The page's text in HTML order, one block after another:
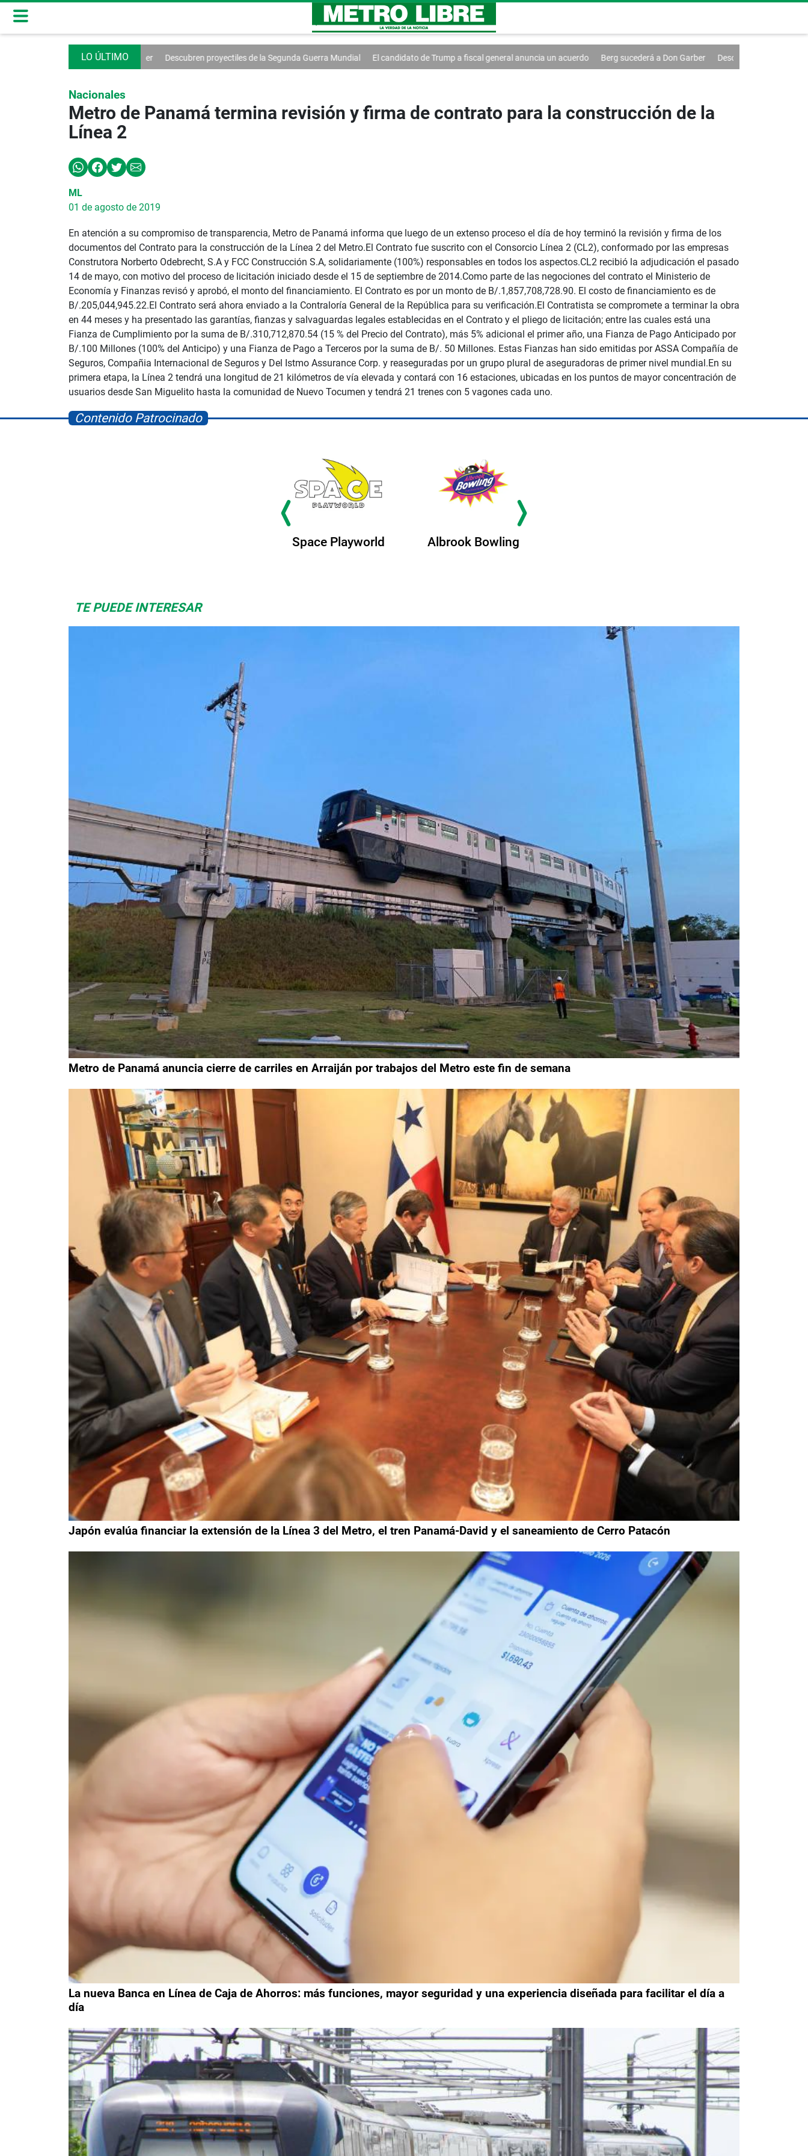
Descubren proyectiles de la Segunda Guerra Mundial El candidato de Trump a fiscal general anuncia un acuerdo Berg sucederá a Don Garber Descubren proyectiles de la Segunda Guerra
Nacionales
Metro de Panamá termina revisión y firma de contrato para la construcción de la
Línea 2
ML
01 de agosto de 2019
En atención a su compromiso de transparencia, Metro de Panamá informa que luego de un extenso proceso el día de hoy terminó la revisión y firma de los
documentos del Contrato para la construcción de la Línea 2 del Metro.El Contrato fue suscrito con el Consorcio Línea 2 (CL2), conformado por las empresas
Construtora Norberto Odebrecht, S.A y FCC Construcción S.A, solidariamente (100%) responsables en todos los aspectos.CL2 recibió la adjudicación el pasado
14 de mayo, con motivo del proceso de licitación iniciado desde el 15 de septiembre de 2014.Como parte de las negociones del contrato el Ministerio de
Economía y Finanzas revisó y aprobó, el monto del financiamiento. El Contrato es por un monto de B/.1,857,708,728.90. El costo de financiamiento es de
B/.205,044,945.22.El Contrato será ahora enviado a la Contraloría General de la República para su verificación.El Contratista se compromete a terminar la obra
en 44 meses y ha presentado las garantías, fianzas y salvaguardas legales establecidas en el Contrato y el pliego de licitación; entre las cuales está una
Fianza de Cumplimiento por la suma de B/.310,712,870.54 (15 % del Precio del Contrato), más 5% adicional el primer año, una Fianza de Pago Anticipado por
B/.100 Millones (100% del Anticipo) y una Fianza de Pago a Terceros por la suma de B/. 50 Millones. Estas Fianzas han sido emitidas por ASSA Compañía de
Seguros, Compañia Internacional de Seguros y Del Istmo Assurance Corp. y reaseguradas por un grupo plural de aseguradoras de primer nivel mundial.En su
primera etapa, la Línea 2 tendrá una longitud de 21 kilómetros de vía elevada y contará con 16 estaciones, ubicadas en los puntos de mayor concentración de
usuarios desde San Miguelito hasta la comunidad de Nuevo Tocumen y tendrá 21 trenes con 5 vagones cada uno.
Contenido Patrocinado
Space Playworld Albrook Bowling
TE PUEDE INTERESAR
Metro de Panamá anuncia cierre de carriles en Arraiján por trabajos del Metro este fin de semana
Japón evalúa financiar la extensión de la Línea 3 del Metro, el tren Panamá-David y el saneamiento de Cerro Patacón
La nueva Banca en Línea de Caja de Ahorros: más funciones, mayor seguridad y una experiencia diseñada para facilitar el día a
día